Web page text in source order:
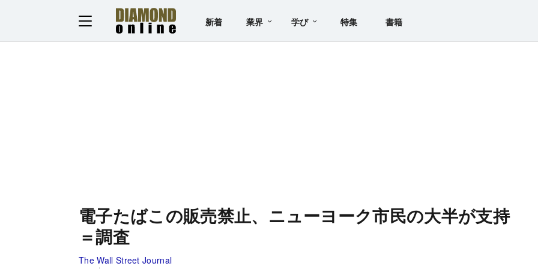
新着 業界 学び 特集 書籍
電子たばこの販売禁止、ニューヨーク市民の大半が支持
＝調査
The Wall Street Journal